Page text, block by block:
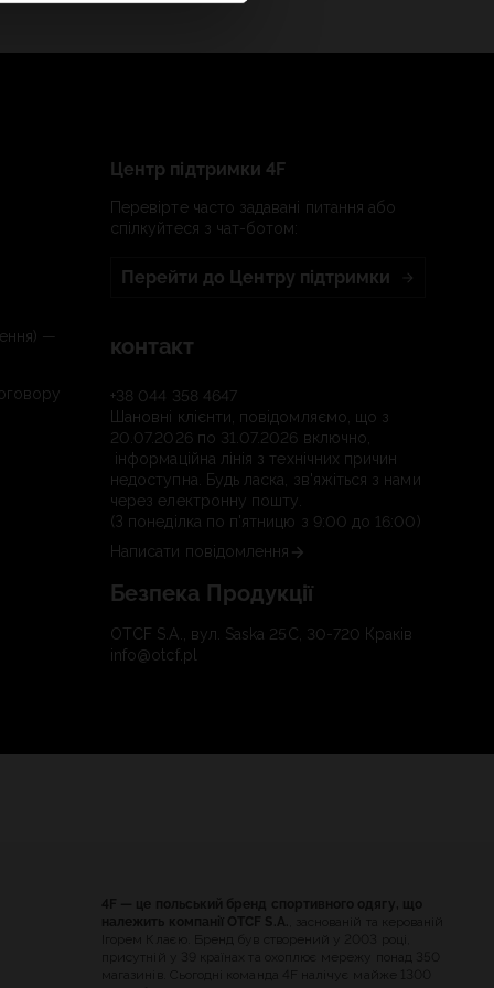
—
Центр підтримки 4F
Перевірте часто задавані питання або
спілкуйтеся з чат-ботом:
Перейти до Центру підтримки
контакт
+38 044 358 4647
Шановні клієнти, повідомляємо, що з
20.07.2026 по 31.07.2026 включно,
інформаційна лінія з технічних причин
недоступна. Будь ласка, зв'яжіться з нами
через електронну пошту.
(З понеділка по п'ятницю з 9:00 до 16:00)
Написати повідомлення
Безпека Продукції
OTCF S.A., вул. Saska 25C, 30-720 Краків
info@otcf.pl